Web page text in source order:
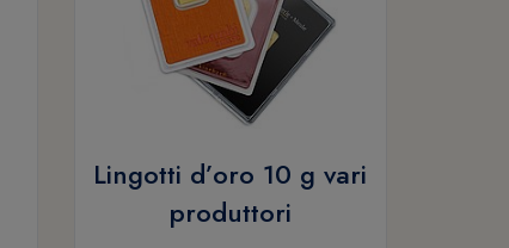
Lingotti d’oro 10 g vari
produttori